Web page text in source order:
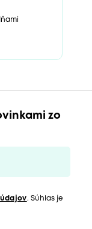
zo
. Súhlas je